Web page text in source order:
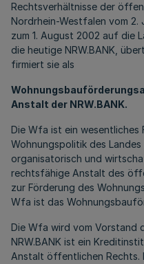
Rechtsverhältnisse der
Nordrhein-Westfalen vom 2.
zum 1. August 2002 auf die
die heutige NRW.BANK,
firmiert sie als
Anstalt der NRW.BANK.
Die Wfa ist ein wesentliches
Wohnungspolitik des
organisatorisch und
rechtsfähige Anstalt des
zur Förderung des
Wfa ist das
Die Wfa wird vom Vorstand
NRW.BANK ist ein
Anstalt öffentlichen Rechts.